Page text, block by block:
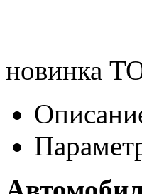
новинка